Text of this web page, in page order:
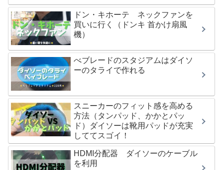
ドン・キホーテ ネックファンを
買いに行く（ドンキ 首かけ扇風
機）
べブレードのスタジアムはダイソ
ーのタライで作れる
スニーカーのフィット感を高める
方法（タンパッド、かかとパッ
ド）ダイソーは靴用パッドが充実
しててスゴイ！
HDMI分配器 ダイソーのケーブル
を利用